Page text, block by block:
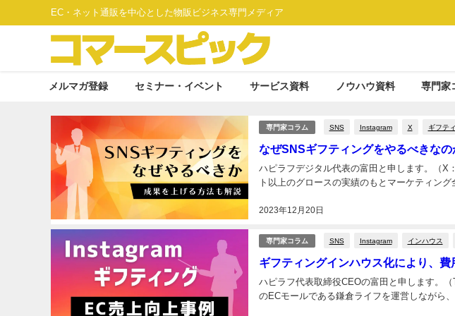
EC・ネット通販を中心とした物販ビジネス専門メディア
メルマガ登録 セミナー・イベント サービス資料 ノウハウ資料 専門家
専門家コラム SNS Instagram X ギフテ
なぜSNSギフティングをやるべきな
2023年12月20日
ハピラフデジタル代表の富田と申します。（X
ト以上のグロースの実績のもとマーケティング
専門家コラム SNS Instagram インハウス
ギフティングインハウス化により、
ハピラフ代表取締役CEOの富田と申します。
のECモールである鎌倉ライフを運営しながら、